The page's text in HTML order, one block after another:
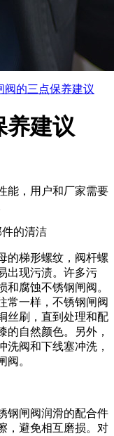
阀的三点保养建议
养建议
能，用户和厂家需要
的清洁
的梯形螺纹，阀杆螺
出现污渍。许多污
腐蚀不锈钢闸阀。
常一样，不锈钢闸阀
丝刷，直到处理和配
的自然颜色。另外，
洗阀和下线塞冲洗，
阀。
钢闸阀润滑的配合件
，避免相互磨损。对